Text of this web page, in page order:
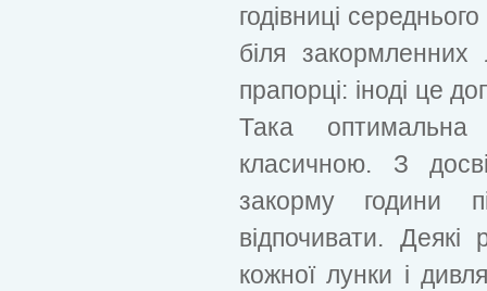
годівниці
біля
прапорці: іноді це
Така
класичною. З
закорму години
відпочивати. Деякі
кожної лунки і